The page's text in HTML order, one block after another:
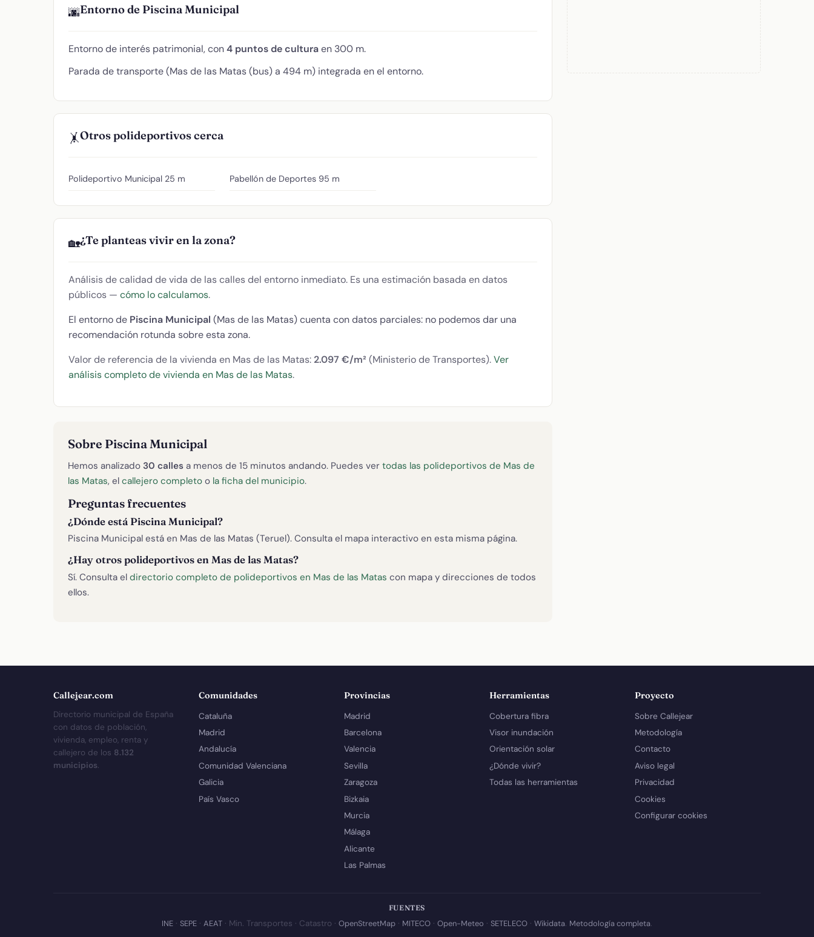
🌆Entorno de Piscina Municipal
Entorno de interés patrimonial, con4 puntos de culturaen 300 m.
Parada de transporte (Mas de las Matas (bus) a 494 m) integrada en el entorno.
🤸Otros polideportivos cerca
Polideportivo Municipal 25 m Pabellón de Deportes 95 m
🏡¿Te planteas vivir en la zona?
Análisis de calidad de vida de las calles del entorno inmediato. Es una estimación basada en datos
públicos — cómo lo calculamos.
El entorno de Piscina Municipal (Mas de las Matas) cuenta con datos parciales: no podemos dar una
recomendación rotunda sobre esta zona.
Valor de referencia de la vivienda en Mas de las Matas: 2.097 €/m² (Ministerio de Transportes).Ver
análisis completo de vivienda en Mas de las Matas.
Sobre Piscina Municipal
Hemos analizado 30 calles a menos de 15 minutos andando. Puedes ver todas las polideportivos de Mas de
las Matas, el callejero completo o la ficha del municipio.
Preguntas frecuentes
¿Dónde está Piscina Municipal?
Piscina Municipal está en Mas de las Matas (Teruel). Consulta el mapa interactivo en esta misma página.
¿Hay otros polideportivos en Mas de las Matas?
Sí. Consulta el directorio completo de polideportivos en Mas de las Matas con mapa y direcciones de todos
ellos.
Callejear.com
Directorio municipal de España
con datos de población,
vivienda, empleo, renta y
callejero de los 8.132
municipios.
Comunidades
Cataluña
Madrid
Andalucía
Comunidad Valenciana
Galicia
País Vasco
Provincias
Madrid
Barcelona
Valencia
Sevilla
Zaragoza
Bizkaia
Murcia
Málaga
Alicante
Las Palmas
Herramientas
Cobertura fibra
Visor inundación
Orientación solar
¿Dónde vivir?
Todas las herramientas
Proyecto
Sobre Callejear
Metodología
Contacto
Aviso legal
Privacidad
Cookies
Configurar cookies
FUENTES
INE · SEPE · AEAT · Min. Transportes · Catastro · OpenStreetMap · MITECO · Open-Meteo · SETELECO · Wikidata. Metodología completa.